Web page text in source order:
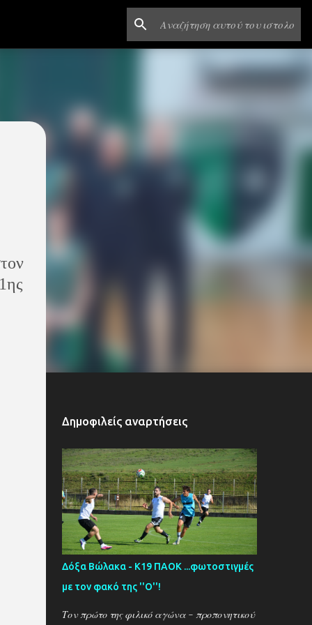
Δημοφιλείς αναρτήσεις
Δόξα Βώλακα - Κ19 ΠΑΟΚ ...φωτοστιγμές
με τον φακό της ''Ο''!
Τον πρώτο της φιλικό αγώνα - προπονητικού